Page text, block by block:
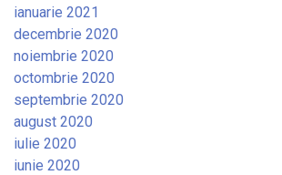
ianuarie 2021
decembrie 2020
noiembrie 2020
octombrie 2020
septembrie 2020
august 2020
iulie 2020
iunie 2020